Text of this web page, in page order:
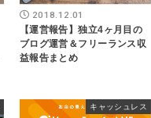
2018.12.01
【運営報告】独立4ヶ月目の
ブログ運営＆フリーランス収
益報告まとめ
キャッシュレス